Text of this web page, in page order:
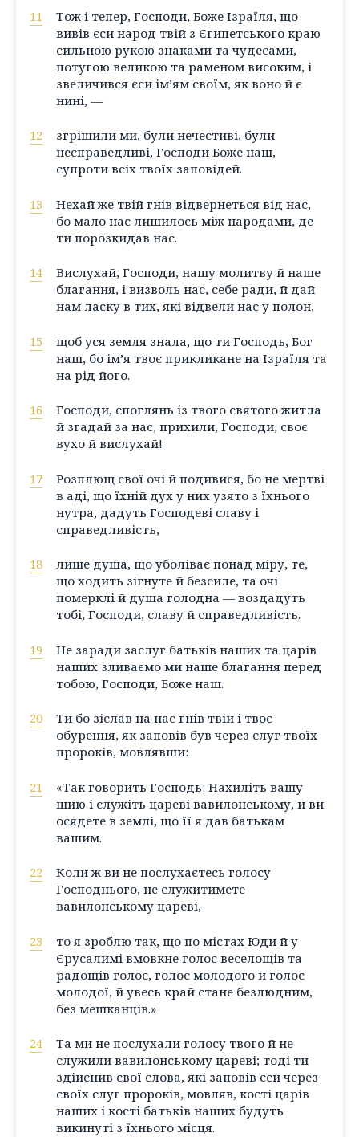
11
Тож і тепер, Господи, Боже Ізраїля, що
вивів єси народ твій з Єгипетського краю
сильною рукою знаками та чудесами,
потугою великою та раменом високим, і
звеличився єси ім’ям своїм, як воно й є
нині, —
12
згрішили ми, були нечестиві, були
несправедливі, Господи Боже наш,
супроти всіх твоїх заповідей.
13
Нехай же твій гнів відвернеться від нас,
бо мало нас лишилось між народами, де
ти порозкидав нас.
14
Вислухай, Господи, нашу молитву й наше
благання, і визволь нас, себе ради, й дай
нам ласку в тих, які відвели нас у полон,
15
щоб уся земля знала, що ти Господь, Бог
наш, бо ім’я твоє прикликане на Ізраїля та
на рід його.
16
Господи, споглянь із твого святого житла
й згадай за нас, прихили, Господи, своє
вухо й вислухай!
17
Розплющ свої очі й подивися, бо не мертві
в аді, що їхній дух у них узято з їхнього
нутра, дадуть Господеві славу і
справедливість,
18
лише душа, що уболіває понад міру, те,
що ходить зігнуте й безсиле, та очі
померклі й душа голодна — воздадуть
тобі, Господи, славу й справедливість.
19
Не заради заслуг батьків наших та царів
наших зливаємо ми наше благання перед
тобою, Господи, Боже наш.
20
Ти бо зіслав на нас гнів твій і твоє
обурення, як заповів був через слуг твоїх
пророків, мовлявши:
21
«Так говорить Господь: Нахиліть вашу
шию і служіть цареві вавилонському, й ви
осядете в землі, що її я дав батькам
вашим.
22
Коли ж ви не послухаєтесь голосу
Господнього, не служитимете
вавилонському цареві,
23
то я зроблю так, що по містах Юди й у
Єрусалимі вмовкне голос веселощів та
радощів голос, голос молодого й голос
молодої, й увесь край стане безлюдним,
без мешканців.»
24
Та ми не послухали голосу твого й не
служили вавилонському цареві; тоді ти
здійснив свої слова, які заповів єси через
своїх слуг пророків, мовляв, кості царів
наших і кості батьків наших будуть
викинуті з їхнього місця.